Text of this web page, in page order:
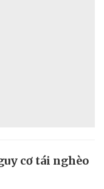
cơ tái nghèo